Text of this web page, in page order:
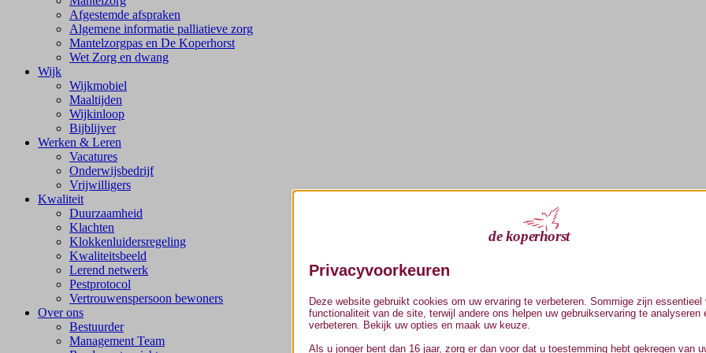
Afgestemde afspraken
Algemene informatie palliatieve zorg
Mantelzorgpas en De Koperhorst
Wet Zorg en dwang
Wijk
Wijkmobiel
Maaltijden
Wijkinloop
Bijblijver
Werken & Leren
Vacatures
Onderwijsbedrijf
Vrijwilligers
Kwaliteit
Duurzaamheid
Klachten
Klokkenluidersregeling
Kwaliteitsbeeld
Lerend netwerk
Pestprotocol
Vertrouwenspersoon bewoners
Over ons
Bestuurder
Management Team
Privacyvoorkeuren
Deze website gebruikt cookies om uw ervaring te verbeteren. Sommige zijn essentieel
functionaliteit van de site, terwijl andere ons helpen uw gebruikservaring te analyseren
verbeteren. Bekijk uw opties en maak uw keuze.
Als u jonger bent dan 16 jaar, zorg er dan voor dat u toestemming hebt gekregen van